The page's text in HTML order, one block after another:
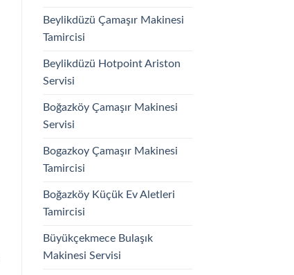
Beylikdüzü Çamaşır Makinesi
Tamircisi
Beylikdüzü Hotpoint Ariston
Servisi
Boğazköy Çamaşır Makinesi
Servisi
Bogazkoy Çamaşır Makinesi
Tamircisi
Boğazköy Küçük Ev Aletleri
Tamircisi
Büyükçekmece Bulaşık
Makinesi Servisi